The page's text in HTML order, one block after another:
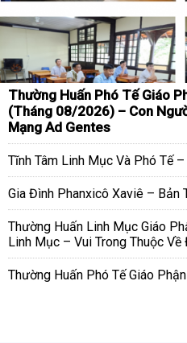
Thường Huấn Phó Tế Giáo
(Tháng 08/2026) – Con
Mạng Ad Gentes
Tĩnh Tâm Linh Mục Và Phó Tế
Gia Đình Phanxicô Xaviê – Bản
Thường Huấn Linh Mục Giáo
Linh Mục – Vui Trong Thuộc Về
Thường Huấn Phó Tế Giáo